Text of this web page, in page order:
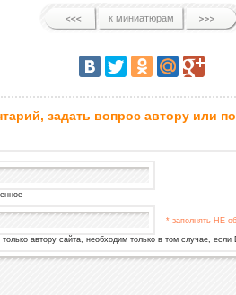
к миниатюрам
задать вопрос автору или
* заполнять НЕ
только автору сайта, необходим только в том случае,